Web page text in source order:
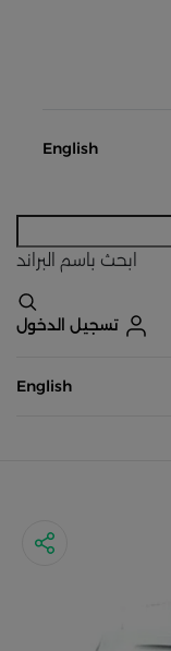
English
ابحث باسم البراند
تسجيل الدخول
English